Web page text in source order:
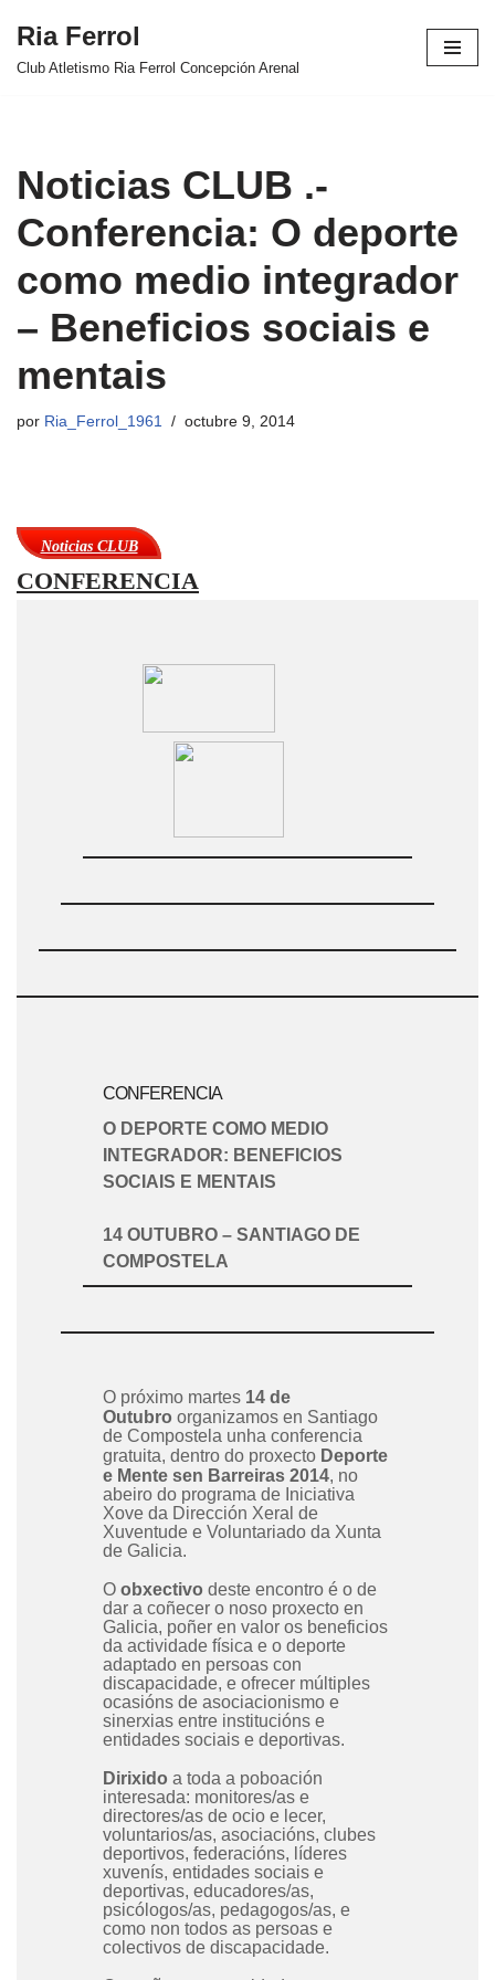
Saltar
Ria Ferrol
Club Atletismo Ria Ferrol Concepción Arenal
Noticias CLUB .-
Conferencia: O deporte
como medio integrador
– Beneficios sociais e
mentais
por Ria_Ferrol_1961 octubre 9, 2014
Noticias CLUB
CONFERENCIA
CONFERENCIA
O DEPORTE COMO MEDIO
INTEGRADOR: BENEFICIOS
SOCIAIS E MENTAIS
14 OUTUBRO – SANTIAGO DE
COMPOSTELA
O próximo martes 14 de
Outubro organizamos en Santiago
de Compostela unha conferencia
gratuita, dentro do proxecto Deporte
e Mente sen Barreiras 2014, no
abeiro do programa de Iniciativa
Xove da Dirección Xeral de
Xuventude e Voluntariado da Xunta
de Galicia.
O obxectivo deste encontro é o de
dar a coñecer o noso proxecto en
Galicia, poñer en valor os beneficios
da actividade física e o deporte
adaptado en persoas con
discapacidade, e ofrecer múltiples
ocasións de asociacionismo e
sinerxias entre institucións e
entidades sociais e deportivas.
Dirixido a toda a poboación
interesada: monitores/as e
directores/as de ocio e lecer,
voluntarios/as, asociacións, clubes
deportivos, federacións, líderes
xuvenís, entidades sociais e
deportivas, educadores/as,
psicólogos/as, pedagogos/as, e
como non todos as persoas e
colectivos de discapacidade.